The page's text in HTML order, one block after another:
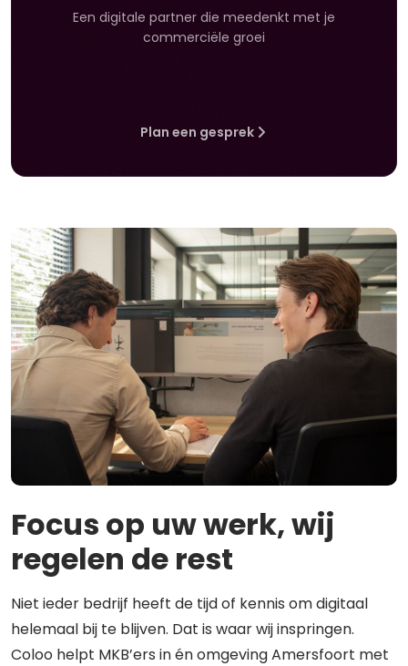
Een digitale partner die meedenkt met je
commerciële groei
Plan een gesprek
Focus op uw werk, wij
regelen de rest
Niet ieder bedrijf heeft de tijd of kennis om digitaal
helemaal bij te blijven. Dat is waar wij inspringen.
Coloo helpt MKB’ers in én omgeving Amersfoort met